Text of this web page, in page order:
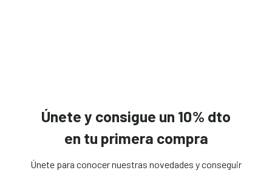
Únete y consigue un 10% dto
en tu primera compra
Únete para conocer nuestras novedades y conseguir